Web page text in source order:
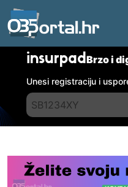
insurpadBrzo i
Unesi registraciju i